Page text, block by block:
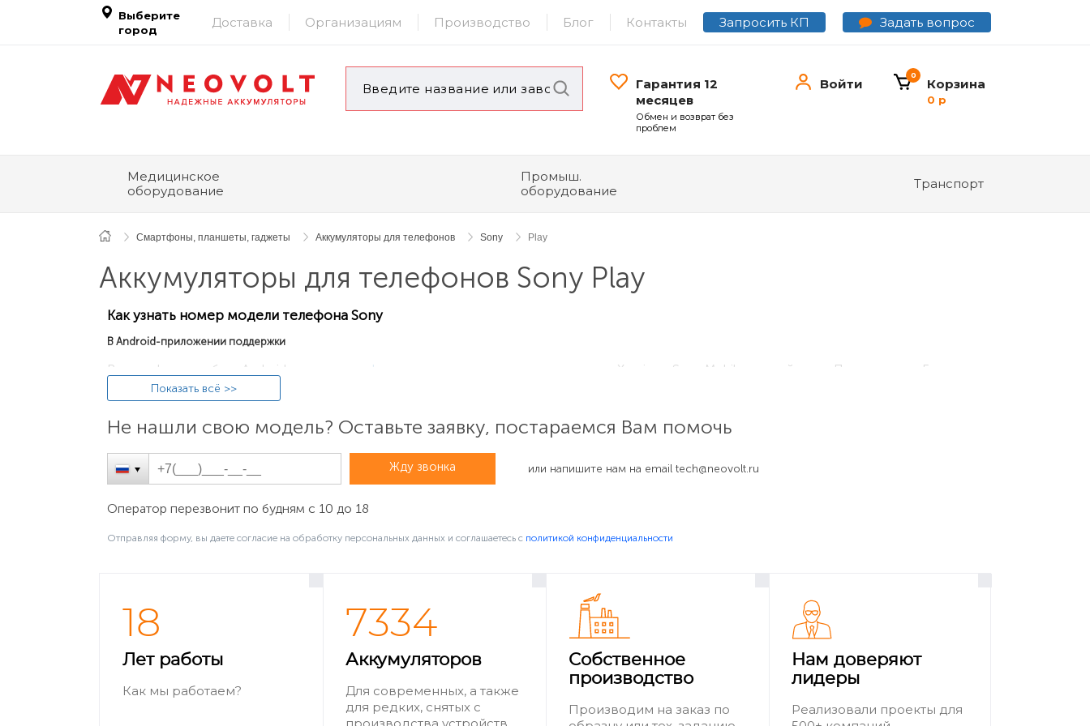
Выберите
город
Доставка Организациям Производство Блог Контакты Запросить КП Задать вопрос
Гарантия 12
месяцев
Обмен и возврат без
проблем
Войти Корзина
0
0 р
Медицинское
оборудование
Промыш.
оборудование
Транспорт
Смартфоны, планшеты, гаджеты Аккумуляторы для телефонов Sony Play
Аккумуляторы для телефонов Sony Play
Как узнать номер модели телефона Sony
В Android-приложении поддержки
В смартфонах на базе Android установите официальное приложение
поддержки для Xperia от Sony Mobile и перейдите: «Поддержка → Главная →
Об устройстве → Модель», где будет указано название устройства.
В версии Android 8 и выше перейдите в «Настройки → Система → О телефоне», где номер модели будет указан в виде цифр и букв, например
«G3412». Перейдите на
сайт техподдержкиклиентов Sony Mobile и введите этот номер в графу поиска, чтобы узнать точное имя модели
телефона (для этого сочетания будет «
Xperia XA1 Plus Dual SIM
»). В Android 7 и более старых версиях Android номер указывается в «Настройки →
О телефоне / О планшете → Номер модели».
Показать всё >>
Не нашли свою модель? Оставьте заявку, постараемся Вам помочь
Жду звонка или напишите нам на email tech@neovolt.ru
Оператор перезвонит по будням с 10 до 18
Отправляя форму, вы даете согласие на обработку персональных данных и соглашаетесь c политикой конфиденциальности
18
Лет работы
Как мы работаем?
7334
Аккумуляторов
Для современных, а также
для редких, снятых с
Собственное
производство
Производим на заказ по
Нам доверяют
лидеры
Реализовали проекты для